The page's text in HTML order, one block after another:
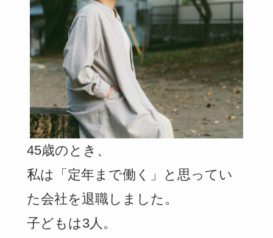
45歳のとき、
私は「定年まで働く」と思ってい
た会社を退職しました。
子どもは3人。